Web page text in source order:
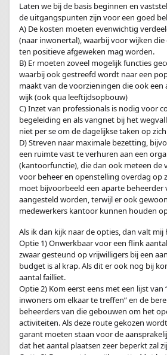
Laten we bij de basis beginnen en
de uitgangspunten zijn voor een goed
A) De kosten moeten evenwichtig
(naar inwonertal), waarbij voor wijken
ten positieve afgeweken mag worden.
B) Er moeten zoveel mogelijk functies
waarbij ook gestreefd wordt naar een
maakt van de voorzieningen die ook een
wijk (ook qua leeftijdsopbouw)
C) Inzet van professionals is nodig voor
begeleiding en als vangnet bij het
niet per se om de dagelijkse taken op
D) Streven naar maximale bezetting,
een ruimte vast te verhuren aan een
(kantoorfunctie), die dan ook meteen de
voor beheer en openstelling overdag op
moet bijvoorbeeld een aparte beheerder
aangesteld worden, terwijl er ook
medewerkers kantoor kunnen houden
Als ik dan kijk naar de opties, dan valt
Optie 1) Onwerkbaar voor een flink
zwaar gesteund op vrijwilligers bij een
budget is al krap. Als dit er ook nog bij
aantal failliet.
Optie 2) Kom eerst eens met een lijst van
inwoners om elkaar te treffen” en de
beheerders van die gebouwen om het
activiteiten. Als deze route gekozen
garant moeten staan voor de
dat het aantal plaatsen zeer beperkt zal